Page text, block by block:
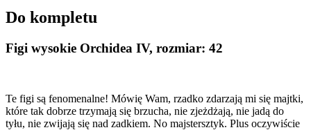
Do kompletu
Figi wysokie Orchidea IV, rozmiar: 42
Te figi są fenomenalne! Mówię Wam, rzadko zdarzają mi się majtki,
które tak dobrze trzymają się brzucha, nie zjeżdżają, nie jadą do
tyłu, nie zwijają się nad zadkiem. No majstersztyk. Plus oczywiście